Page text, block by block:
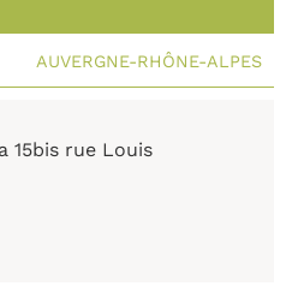
AUVERGNE-RHÔNE-ALPES
15bis rue Louis